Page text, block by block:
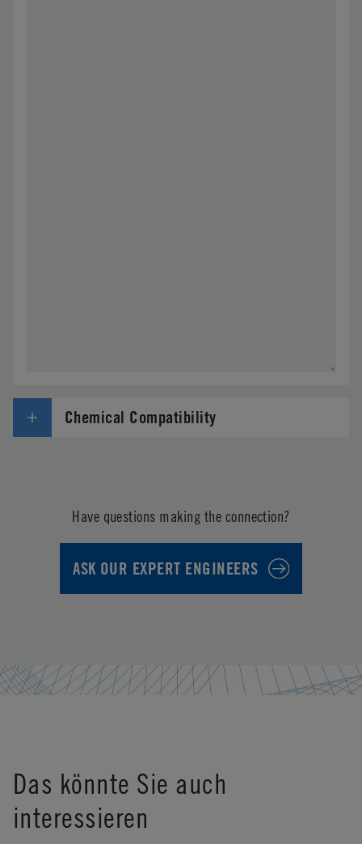
Chemical Compatibility
Have questions making the connection?
ASK OUR EXPERT ENGINEERS
Das könnte Sie auch
interessieren